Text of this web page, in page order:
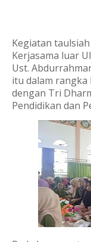
Kegiatan
Kerjasama luar
Ust.
itu dalam rangka
dengan Tri
Pendidikan dan